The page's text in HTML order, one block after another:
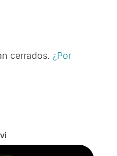
cerrados. ¿Por